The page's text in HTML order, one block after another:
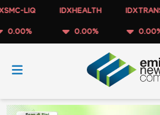
LIQ IDXHEALTH
0.00%
IDXTRANS
0.00%